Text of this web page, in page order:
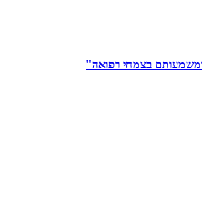
בצמחי רפואה"